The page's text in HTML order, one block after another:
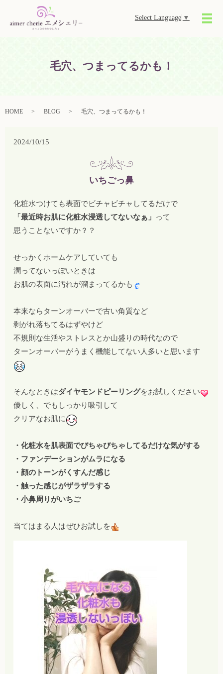
Select Language ▼
メ
毛穴、つまってるかも！
HOME BLOG 毛穴、つまってるかも！
2024/10/15
いちごっ鼻
化粧水つけても表面でビチャビチャしてるだけで
「最近時お肌に化粧水浸透してないなぁ」
って
思うことないですか？？
せっかくホームケアしていても
潤ってないっぽいときは
お肌の表面に汚れが溜まってるかも
本来ならターンオーバーで古い角質など
剥がれ落ちてるはずやけど
不規則な生活やストレスとか山盛りの時代なので
ターンオーバーがうまく機能してない人多いと思います
そんなときはダイヤモンドピーリングをお試しください
優しく、でもしっかり吸引して
クリアなお肌に
・化粧水を肌表面でびちゃびちゃしてるだけな気がする
・ファンデーションがムラになる
・顔のトーンがくすんだ感じ
・触った感じがザラザラする
・小鼻周りがいちご
当てはまる人はぜひお試しを